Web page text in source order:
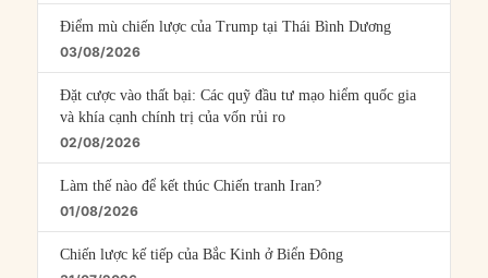
Điểm mù chiến lược của Trump tại Thái Bình Dương
03/08/2026
Đặt cược vào thất bại: Các quỹ đầu tư mạo hiểm quốc gia
và khía cạnh chính trị của vốn rủi ro
02/08/2026
Làm thế nào để kết thúc Chiến tranh Iran?
01/08/2026
Chiến lược kế tiếp của Bắc Kinh ở Biển Đông